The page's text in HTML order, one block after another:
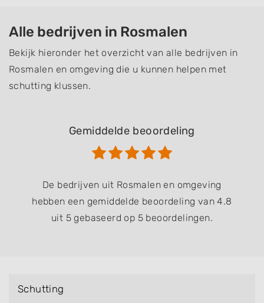
Alle bedrijven in Rosmalen
Bekijk hieronder het overzicht van alle bedrijven in
Rosmalen en omgeving die u kunnen helpen met
schutting klussen.
Gemiddelde beoordeling
De bedrijven uit Rosmalen en omgeving
hebben een gemiddelde beoordeling van 4.8
uit 5 gebaseerd op 5 beoordelingen.
Schutting